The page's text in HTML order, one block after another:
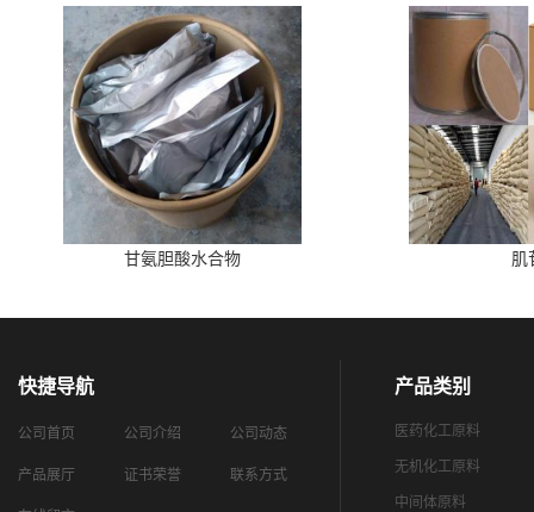
甘氨胆酸水合物 肌
快捷导航
公司首页 公司介绍 公司动态
产品展厅 证书荣誉 联系方式
产品类别
医药化工原料
无机化工原料
中间体原料